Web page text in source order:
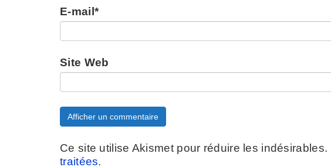
E-mail*
Site Web
Ce site utilise Akismet pour réduire les indésirables.
traitées.